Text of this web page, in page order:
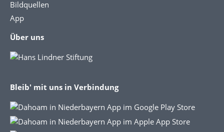
Bildquellen
App
Über uns
Bleib' mit uns in Verbindung